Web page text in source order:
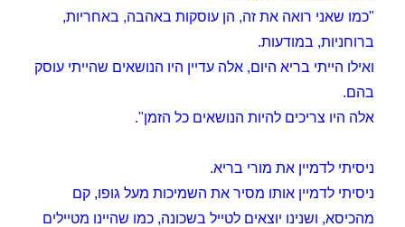
"כמו שאני רואה את זה, הן עוסקות באהבה, באחריות,
ברוחניות, במודעות.
ואילו הייתי בריא היום, אלה עדיין היו הנושאים שהייתי עוסק
בהם.
אלה היו צריכים להיות הנושאים כל הזמן".
ניסיתי לדמיין את מורי בריא.
ניסיתי לדמיין אותו מסיר את השמיכות מעל גופו, קם
מהכיסא, ושנינו יוצאים לטייל בשכונה, כמו שהיינו מטיילים